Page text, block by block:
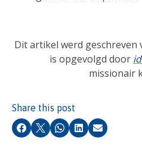
Dit artikel werd geschreven
is opgevolgd door
missionair
Share this post
Facebook
X Whatsapp
LinkedIn
Email